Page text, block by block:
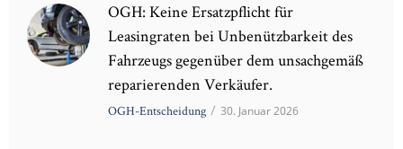
OGH: Keine Ersatzpflicht für
Leasingraten bei Unbenützbarkeit des
Fahrzeugs gegenüber dem unsachgemäß
reparierenden Verkäufer.
OGH-Entscheidung / 30. Januar 2026